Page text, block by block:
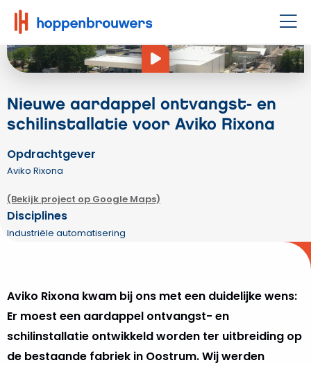
Hoppenbrouwers
|
Waar
techniek
Nieuwe aardappel ontvangst- en
schilinstallatie voor Aviko Rixona
Opdrachtgever
Aviko Rixona
(Bekijk project op Google Maps)
Disciplines
Industriële automatisering
Video
Aviko Rixona kwam bij ons met een duidelijke wens:
Er moest een aardappel ontvangst- en
schilinstallatie ontwikkeld worden ter uitbreiding op
de bestaande fabriek in Oostrum. Wij werden